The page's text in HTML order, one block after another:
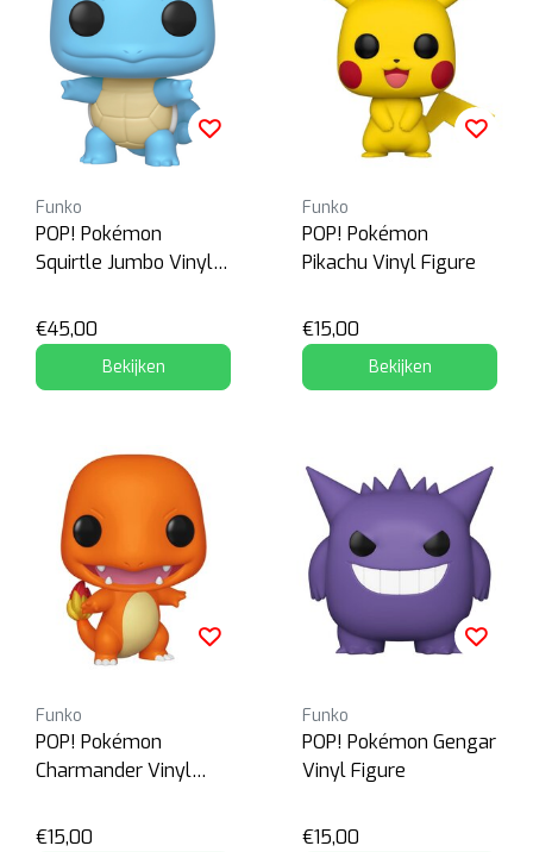
Funko
POP! Pokémon
Squirtle Jumbo Vinyl
€45,00
Bekijken
Funko
POP! Pokémon
Pikachu Vinyl Figure
€15,00
Bekijken
Funko
POP! Pokémon
Charmander Vinyl
€15,00
Funko
POP! Pokémon Gengar
Vinyl Figure
€15,00